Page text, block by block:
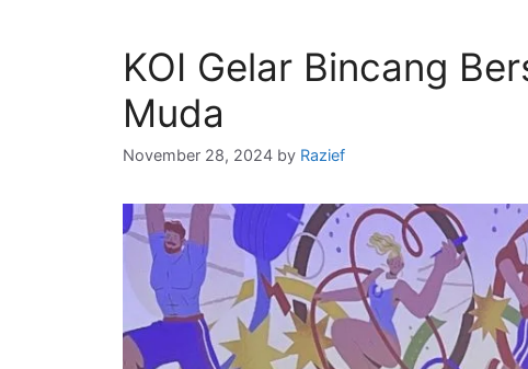
KOI Gelar Bincang
Muda
November 28, 2024 by Razief